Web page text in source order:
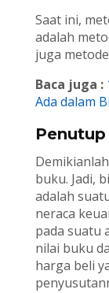
Saat ini,
adalah
juga
Baca juga :
Ada dalam
Penutup
buku. Jadi,
adalah
neraca
pada suatu
nilai buku
harga beli